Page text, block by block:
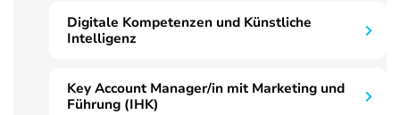
Digitale Kompetenzen und Künstliche
Intelligenz
Key Account Manager/in mit Marketing und
Führung (IHK)